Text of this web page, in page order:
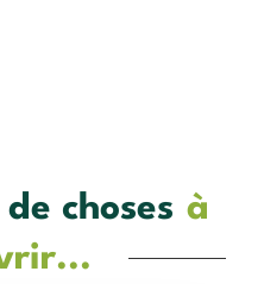
choses à